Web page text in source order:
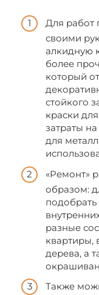
Для работ
своими
алкидную
более
который
стойкого
краски
затраты
для
«Ремонт»
образом:
подобрать
разные
квартиры,
дерева, а
Также